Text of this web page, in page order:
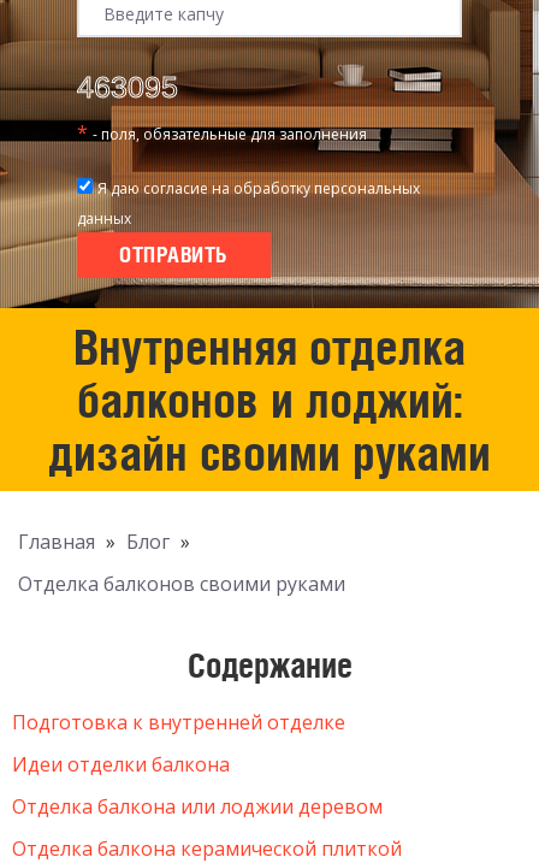
* - поля, обязательные для заполнения
Я даю согласие на обработку персональных
данных
Внутренняя отделка
балконов и лоджий:
дизайн своими руками
Главная » Блог »
Отделка балконов своими руками
Содержание
Подготовка к внутренней отделке
Идеи отделки балкона
Отделка балкона или лоджии деревом
Отделка балкона керамической плиткой